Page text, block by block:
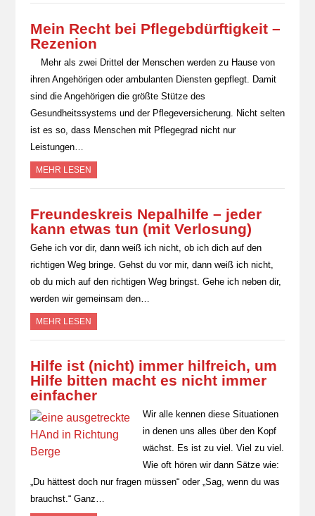
Mein Recht bei Pflegebdürftigkeit –
Rezenion
Mehr als zwei Drittel der Menschen werden zu Hause von
ihren Angehörigen oder ambulanten Diensten gepflegt. Damit
sind die Angehörigen die größte Stütze des
Gesundheitssystems und der Pflegeversicherung. Nicht selten
ist es so, dass Menschen mit Pflegegrad nicht nur
Leistungen…
MEHR LESEN
Freundeskreis Nepalhilfe – jeder
kann etwas tun (mit Verlosung)
Gehe ich vor dir, dann weiß ich nicht, ob ich dich auf den
richtigen Weg bringe. Gehst du vor mir, dann weiß ich nicht,
ob du mich auf den richtigen Weg bringst. Gehe ich neben dir,
werden wir gemeinsam den…
MEHR LESEN
Hilfe ist (nicht) immer hilfreich, um
Hilfe bitten macht es nicht immer
einfacher
Wir alle kennen diese Situationen
in denen uns alles über den Kopf
wächst. Es ist zu viel. Viel zu viel.
Wie oft hören wir dann Sätze wie:
„Du hättest doch nur fragen müssen“ oder „Sag, wenn du was
brauchst.“ Ganz…